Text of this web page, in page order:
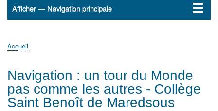
Navigation
Afficher — Navigation principale
Accueil
ActualitésMATh.en.JEANS ?
Régions et Ateliers
Créer, gérer un atelier
Sujets/Publications
Congrès
d'Ariane
Accueil
Navigation : un tour du Monde
pas comme les autres - Collège
Saint Benoît de Maredsous